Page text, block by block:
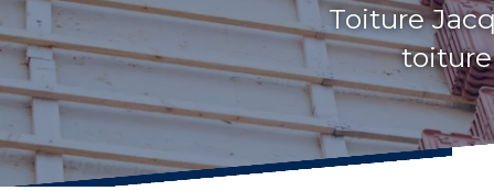
Toiture